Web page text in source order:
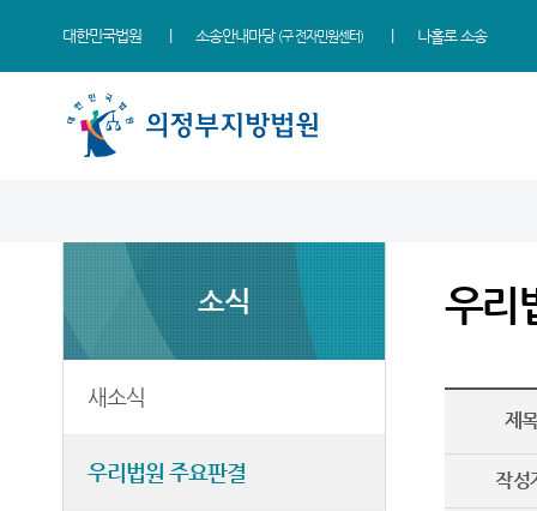
대한민국법원 소송안내마당 (구 전자민원센터) 나홀로 소송
조직 및 전화번호
시/군 법원
남양주지원
우리법원 주요판결
법원게시판
법률상담안내
자주묻는질문
재판안내서
사건검색
판결서사본 제공신청
부조리 신고센터
칭찬합니다
소식
새소식
우리법원 주요판결
우리
제
작성